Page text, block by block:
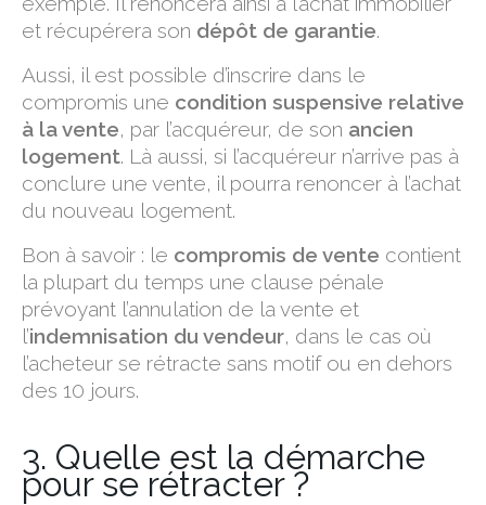
et récupérera son dépôt de garantie.
Aussi, il est possible d’inscrire dans le
compromis une condition suspensive relative
à la vente, par l’acquéreur, de son ancien
logement. Là aussi, si l’acquéreur n’arrive pas à
conclure une vente, il pourra renoncer à l’achat
du nouveau logement.
Bon à savoir : le compromis de vente contient
la plupart du temps une clause pénale
prévoyant l’annulation de la vente et
l’indemnisation du vendeur, dans le cas où
l’acheteur se rétracte sans motif ou en dehors
des 10 jours.
3. Quelle est la démarche
pour se rétracter ?